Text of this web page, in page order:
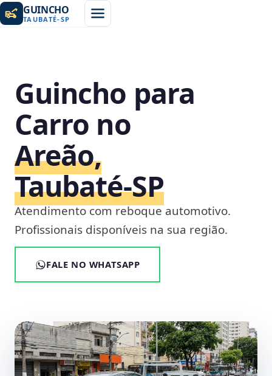
GUINCHO
TAUBATÉ-SP
Guincho para
Carro no
Areão,
Taubaté‑SP
Atendimento com reboque automotivo.
Profissionais disponíveis na sua região.
FALE NO WHATSAPP